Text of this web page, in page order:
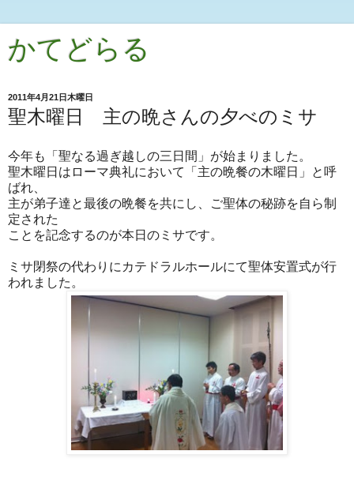
かてどらる
2011年4月21日木曜日
聖木曜日 主の晩さんの夕べのミサ
今年も「聖なる過ぎ越しの三日間」が始まりました。
聖木曜日はローマ典礼において「主の晩餐の木曜日」と呼
ばれ、
主が弟子達と最後の晩餐を共にし、ご聖体の秘跡を自ら制
定された
ことを記念するのが本日のミサです。
ミサ閉祭の代わりにカテドラルホールにて聖体安置式が行
われました。